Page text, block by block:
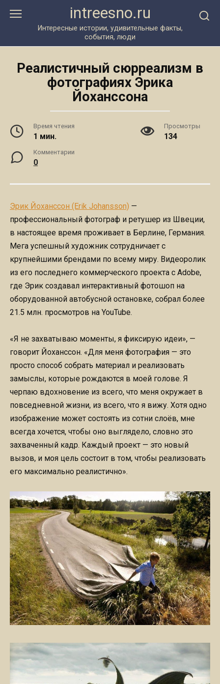
intreesno.ru
Интересные истории, удивительные факты,
события, люди
Реалистичный сюрреализм в
фотографиях Эрика
Йоханссона
Время чтения
1 мин.
Просмотры
134
Комментарии
0
Эрик Йоханссон (Erik Johansson) —
профессиональный фотограф и ретушер из Швеции,
в настоящее время проживает в Берлине, Германия.
Мега успешный художник сотрудничает с
крупнейшими брендами по всему миру. Видеоролик
из его последнего коммерческого проекта с Adobe,
где Эрик создавал интерактивный фотошоп на
оборудованной автобусной остановке, собрал более
21.5 млн. просмотров на YouTube.
«Я не захватываю моменты, я фиксирую идеи», —
говорит Йоханссон. «Для меня фотография — это
просто способ собрать материал и реализовать
замыслы, которые рождаются в моей голове. Я
черпаю вдохновение из всего, что меня окружает в
повседневной жизни, из всего, что я вижу. Хотя одно
изображение может состоять из сотни слоёв, мне
всегда хочется, чтобы оно выглядело, словно это
захваченный кадр. Каждый проект — это новый
вызов, и моя цель состоит в том, чтобы реализовать
его максимально реалистично».